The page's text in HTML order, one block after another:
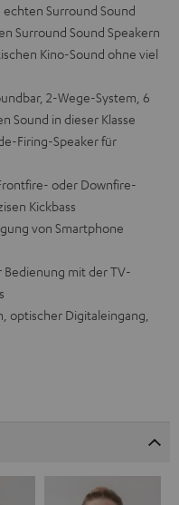
Surround Sound
Surround Sound Speakern
Kino-Sound ohne viel
2-Wege-System, 6
Sound in dieser Klasse
Firing-Speaker für
oder Downfire-
Kickbass
von Smartphone
Bedienung mit der TV-
optischer Digitaleingang,